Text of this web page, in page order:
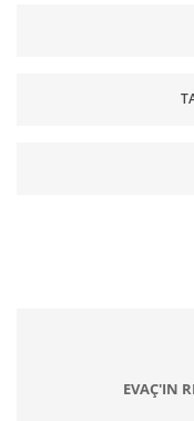
EVAÇ'IN